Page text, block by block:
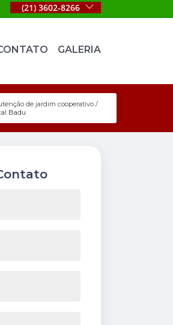
(21) 3602-8266
GALERIA
de jardim cooperativo
Badu